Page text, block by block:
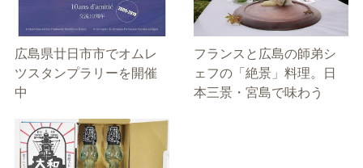
広島県廿日市市でオムレ
ツスタンプラリーを開催
中
フランスと広島の師弟シ
ェフの「絶景」料理。日
本三景・宮島で味わう